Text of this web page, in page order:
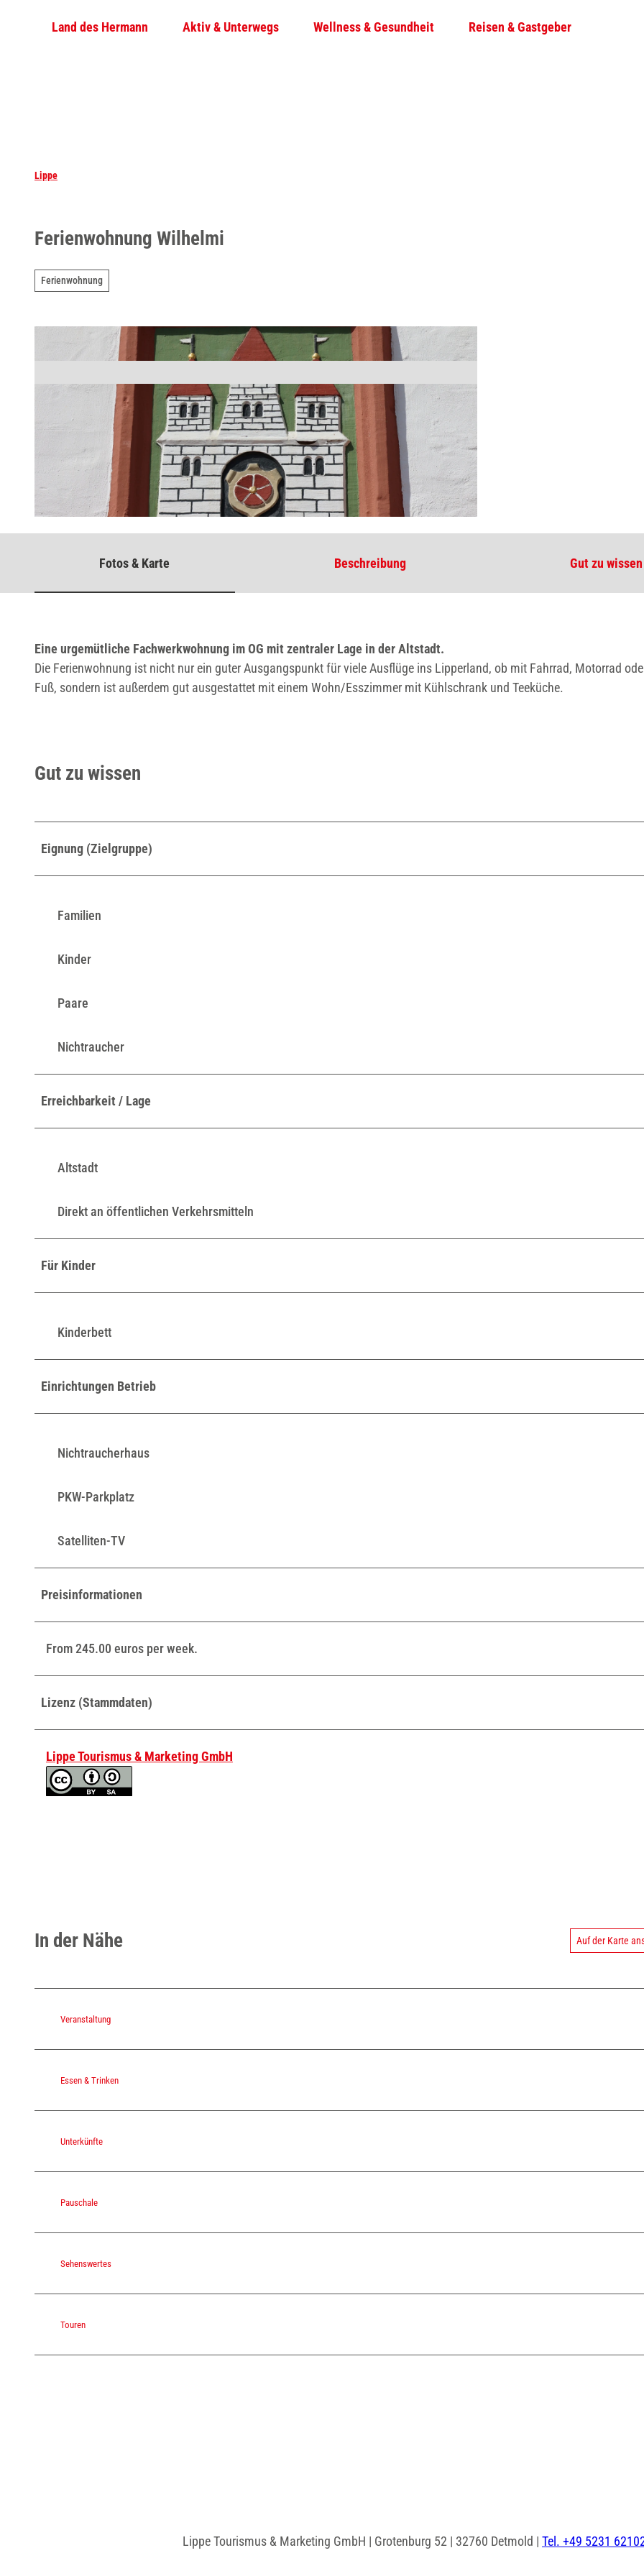
Land des Hermann Aktiv & Unterwegs Wellness & Gesundheit Reisen & Gastgeber
Lippe
Ferienwohnung Wilhelmi
Ferienwohnung
Fotos & Karte Beschreibung Gut zu wissen
Eine urgemütliche Fachwerkwohnung im OG mit zentraler Lage in der Altstadt.
Die Ferienwohnung ist nicht nur ein guter Ausgangspunkt für viele Ausflüge ins Lipperland, ob mit Fahrrad, Motorrad
Fuß, sondern ist außerdem gut ausgestattet mit einem Wohn/Esszimmer mit Kühlschrank und Teeküche.
Gut zu wissen
Eignung (Zielgruppe)
Familien
Kinder
Paare
Nichtraucher
Erreichbarkeit / Lage
Altstadt
Direkt an öffentlichen Verkehrsmitteln
Für Kinder
Kinderbett
Einrichtungen Betrieb
Nichtraucherhaus
PKW-Parkplatz
Satelliten-TV
Preisinformationen
From 245.00 euros per week.
Lizenz (Stammdaten)
Lippe Tourismus & Marketing GmbH
In der Nähe Auf der Karte
Veranstaltung
Essen & Trinken
Unterkünfte
Pauschale
Sehenswertes
Touren
Lippe Tourismus & Marketing GmbH | Grotenburg 52 | 32760 Detmold | Tel. +49 5231